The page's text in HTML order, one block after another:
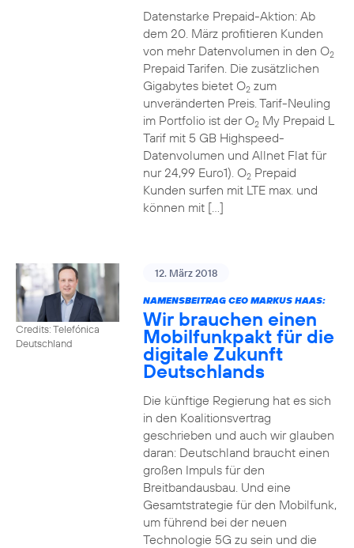
Datenstarke Prepaid-Aktion: Ab
dem 20. März profitieren Kunden
von mehr Datenvolumen in den O2
Prepaid Tarifen. Die zusätzlichen
Gigabytes bietet O2zum
unveränderten Preis. Tarif-Neuling
im Portfolio ist der O2My Prepaid L
Tarif mit 5 GB Highspeed-
Datenvolumen und Allnet Flat für
nur 24,99 Euro1). O2Prepaid
Kunden surfen mit LTE max. und
können mit […]
Credits: Telefónica
Deutschland
12. März 2018
NAMENSBEITRAG CEO MARKUS HAAS:
Wir brauchen einen
Mobilfunkpakt für die
digitale Zukunft
Deutschlands
Die künftige Regierung hat es sich
in den Koalitionsvertrag
geschrieben und auch wir glauben
daran: Deutschland braucht einen
großen Impuls für den
Breitbandausbau. Und eine
Gesamtstrategie für den Mobilfunk,
um führend bei der neuen
Technologie 5G zu sein und die